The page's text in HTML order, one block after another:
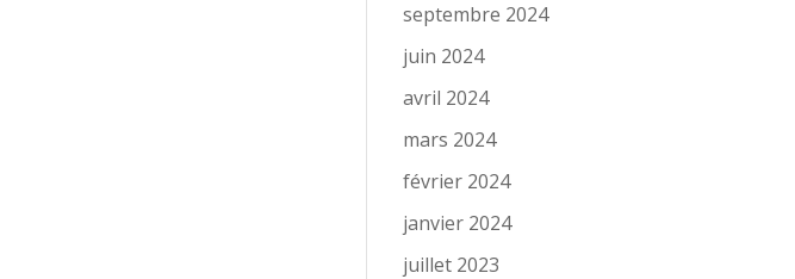
septembre 2024
juin 2024
avril 2024
mars 2024
février 2024
janvier 2024
juillet 2023